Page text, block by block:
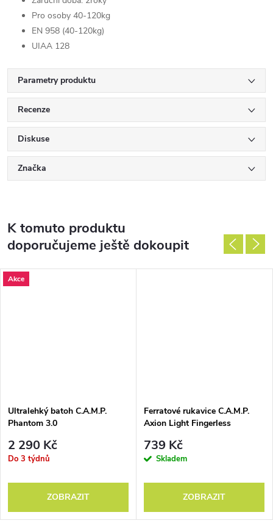
Pro osoby 40-120kg
EN 958 (40-120kg)
UIAA 128
Parametry produktu
Recenze
Diskuse
Značka
K tomuto produktu
doporučujeme ještě dokoupit
Akce
Ultralehký batoh C.A.M.P.
Phantom 3.0
2 290 Kč
Do 3 týdnů
ZOBRAZIT
Ferratové rukavice C.A.M.P.
Axion Light Fingerless
739 Kč
Skladem
ZOBRAZIT